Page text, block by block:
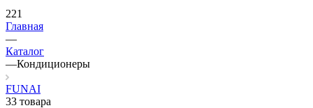
221
Главная
—
Каталог
—Кондиционеры
FUNAI
33 товара